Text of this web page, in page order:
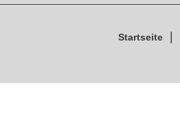
Startseite